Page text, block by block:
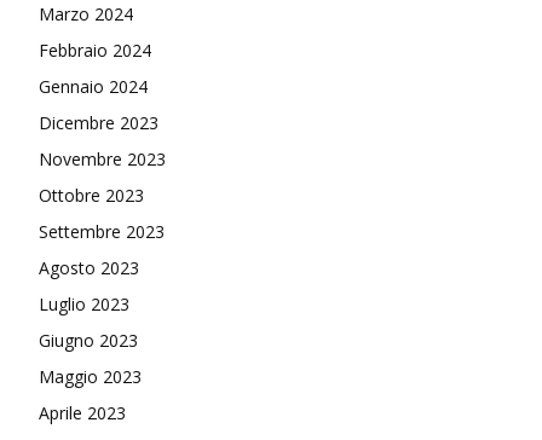
Marzo 2024
Febbraio 2024
Gennaio 2024
Dicembre 2023
Novembre 2023
Ottobre 2023
Settembre 2023
Agosto 2023
Luglio 2023
Giugno 2023
Maggio 2023
Aprile 2023